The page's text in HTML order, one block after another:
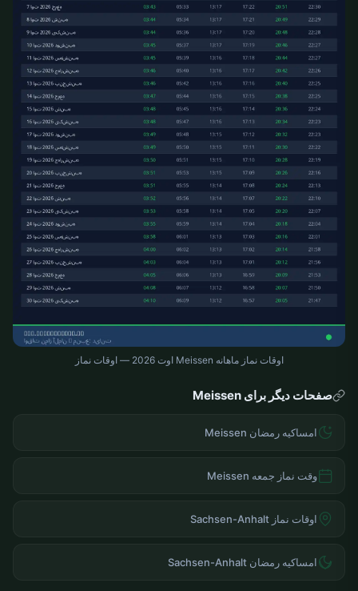
اوقات نماز ماهانه Meissen اوت 2026 — اوقات نماز
صفحات دیگر برای Meissen
امساکیه رمضان Meissen
وقت نماز جمعه Meissen
اوقات نماز Sachsen-Anhalt
امساکیه رمضان Sachsen-Anhalt